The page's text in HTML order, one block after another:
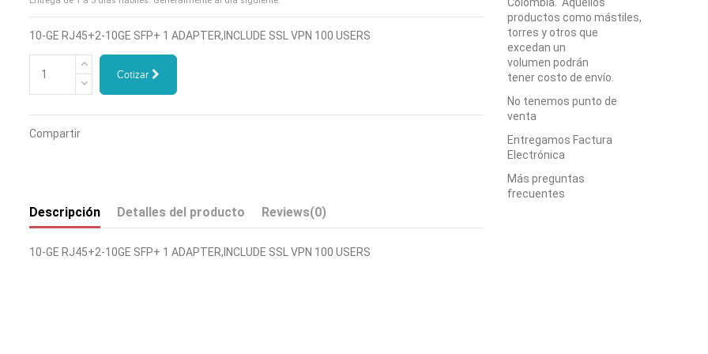
10-GE RJ45+2-10GE SFP+ 1 ADAPTER,INCLUDE SSL VPN 100 USERS
Cotizar
Compartir
Descripción Detalles del producto Reviews(0)
10-GE RJ45+2-10GE SFP+ 1 ADAPTER,INCLUDE SSL VPN 100 USERS
productos como mástiles,
torres y otros que
excedan un
volumen podrán
tener costo de envío.
No tenemos punto de
venta
Entregamos Factura
Electrónica
Más preguntas
frecuentes